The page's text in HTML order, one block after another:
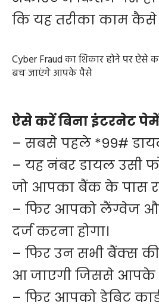
कि यह तरीका काम कैसे
Cyber Fraud का शिकार होने पर ऐसे
बच जाएंगे आपके पैसे
ऐसे करें बिना इंटरनेट
– सबसे पहले *99#
– यह नंबर डायल उसी
जो आपका बैंक के पास
– फिर आपको लैंग्वेज
दर्ज करना होगा।
– फिर उन सभी बैंक्स
आ जाएगी जिससे आपके
– फिर आपको डेबिट